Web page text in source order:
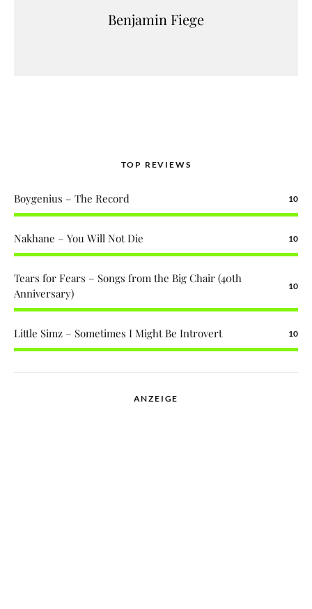
Benjamin Fiege
TOP REVIEWS
Boygenius – The Record 10
Nakhane – You Will Not Die 10
Tears for Fears – Songs from the Big Chair (40th
Anniversary)
10
Little Simz – Sometimes I Might Be Introvert 10
ANZEIGE